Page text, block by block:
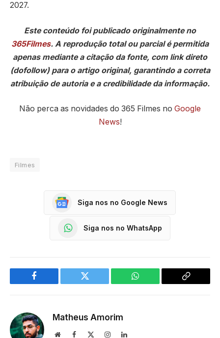
2027.
Este conteúdo foi publicado originalmente no
365Filmes. A reprodução total ou parcial é permitida
apenas mediante a citação da fonte, com link direto
(dofollow) para o artigo original, garantindo a correta
atribuição de autoria e a credibilidade da informação.
Não perca as novidades do 365 Filmes no Google
News!
Filmes
Siga nos no Google News
Siga nos no WhatsApp
Facebook Twitter WhatsApp
Copy
Matheus Amorim
WebsiteFacebook InstagramLinkedIn